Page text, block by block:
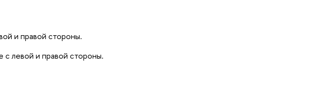
и правой стороны.
левой и правой стороны.